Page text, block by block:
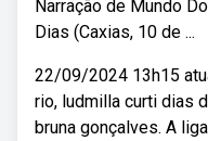
Narração de Mundo
Dias (Caxias, 10 de ...
22/09/2024 13h15
rio, ludmilla curti dias
bruna gonçalves. A